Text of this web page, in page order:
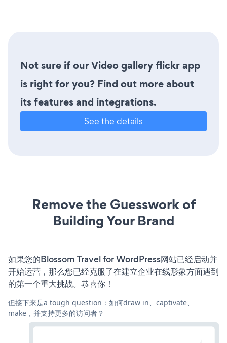
Not sure if our Video gallery flickr app
is right for you? Find out more about
its features and integrations.
See the details
Remove the Guesswork of
Building Your Brand
如果您的Blossom Travel for WordPress网站已经启动并
开始运营，那么您已经克服了在建立企业在线形象方面遇到
的第一个重大挑战。恭喜你！
但接下来是a tough question：如何draw in、captivate、
make，并支持更多的访问者？